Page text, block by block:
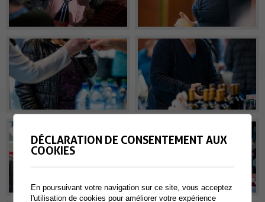
DÉCLARATION DE CONSENTEMENT AUX
COOKIES
En poursuivant votre navigation sur ce site, vous acceptez
l'utilisation de cookies pour améliorer votre expérience